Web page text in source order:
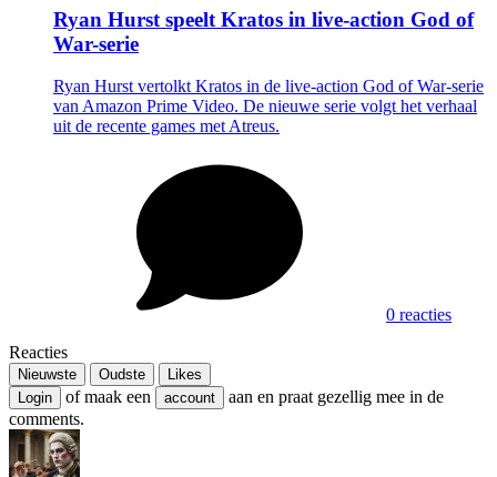
Ryan Hurst speelt Kratos in live-action God of
War-serie
Ryan Hurst vertolkt Kratos in de live-action God of War-serie
van Amazon Prime Video. De nieuwe serie volgt het verhaal
uit de recente games met Atreus.
0 reacties
Reacties
Nieuwste Oudste
Likes
Login
of maak een account
aan en praat gezellig mee in de
comments.